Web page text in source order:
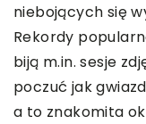
niebojących się
Rekordy
biją m.in. sesje
poczuć jak
a to znakomita